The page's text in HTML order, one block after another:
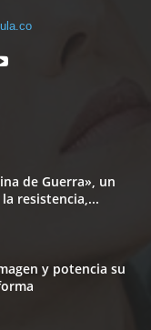
de Guerra», un
resistencia,...
y potencia su